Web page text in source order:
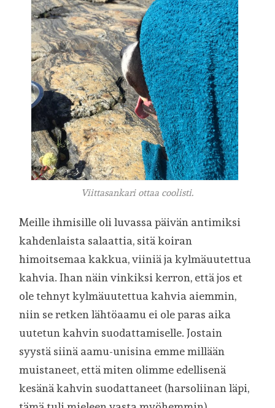
Viittasankari ottaa coolisti.
Meille ihmisille oli luvassa päivän antimiksi
kahdenlaista salaattia, sitä koiran
himoitsemaa kakkua, viiniä ja kylmäuutettua
kahvia. Ihan näin vinkiksi kerron, että jos et
ole tehnyt kylmäuutettua kahvia aiemmin,
niin se retken lähtöaamu ei ole paras aika
uutetun kahvin suodattamiselle. Jostain
syystä siinä aamu-unisina emme millään
muistaneet, että miten olimme edellisenä
kesänä kahvin suodattaneet (harsoliinan läpi,